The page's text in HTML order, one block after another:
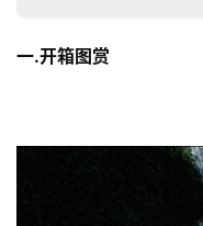
一.开箱图赏